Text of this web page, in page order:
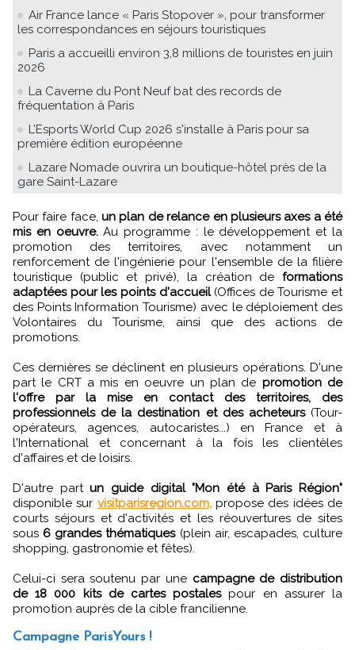
Air France lance « Paris Stopover », pour transformer
les correspondances en séjours touristiques
Paris a accueilli environ 3,8 millions de touristes en juin
2026
La Caverne du Pont Neuf bat des records de
fréquentation à Paris
L’Esports World Cup 2026 s'installe à Paris pour sa
première édition européenne
Lazare Nomade ouvrira un boutique-hôtel près de la
gare Saint-Lazare
Pour faire face,un plan de relance en plusieurs axes a été
mis en oeuvre.Au programme : le développement et la
promotion des territoires, avec notamment un
renforcement de l'ingénierie pour l'ensemble de la filière
touristique (public et privé), la création de formations
adaptées pour les points d'accueil (Offices de Tourisme et
des Points Information Tourisme) avec le déploiement des
Volontaires du Tourisme, ainsi que des actions de
promotions.
Ces dernières se déclinent en plusieurs opérations. D'une
part le CRT a mis en oeuvre un plan de promotion de
l'offre par la mise en contact des territoires, des
professionnels de la destination et des acheteurs(Tour-
opérateurs, agences, autocaristes...) en France et à
l'International et concernant à la fois les clientèles
d'affaires et de loisirs.
D'autre partun guide digital "Mon été à Paris Région"
disponible sur visitparisregion.com,propose des idées de
courts séjours et d'activités et les réouvertures de sites
sous 6 grandes thématiques(plein air, escapades, culture
shopping, gastronomie et fêtes).
Celui-ci sera soutenu par une campagne de distribution
de 18 000 kits de cartes postalespour en assurer la
promotion auprès de la cible francilienne.
Campagne ParisYours !